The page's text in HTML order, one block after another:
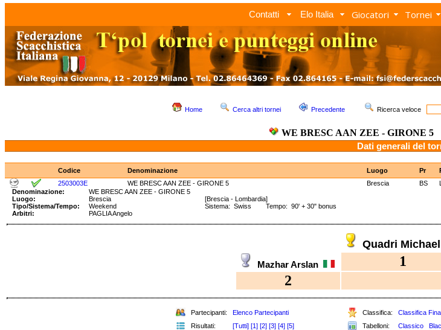
Contatti Elo Italia Giocatori Tornei
Home Cerca altri tornei Precedente Ricerca veloce
WE BRESC AAN ZEE - GIRONE 5
Dati generali del
Codice Denominazione Luogo Pr
2503003E
WE BRESC AAN ZEE - GIRONE 5 Brescia BS
Denominazione:
WE BRESC AAN ZEE - GIRONE 5
Luogo:
Brescia
[Brescia - Lombardia]
Tipo/Sistema/Tempo:
Weekend
Sistema: Swiss Tempo: 90' + 30" bonus
Arbitri:
PAGLIA Angelo
Quadri Michael
Mazhar Arslan 1
2
Partecipanti: Elenco Partecipanti Classifica: Classifica
Risultati:
[Tutti] [1] [2] [3] [4] [5] Tabelloni: Classico